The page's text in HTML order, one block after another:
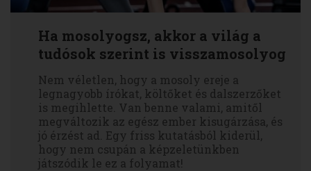
Ha mosolyogsz, akkor a világ a
tudósok szerint is visszamosolyog
Nem véletlen, hogy a mosoly ereje a
legnagyobb írókat, költőket és dalszerzőket
is megihlette. Van benne valami, amitől
megváltozik az egész ember kisugárzása, és
jó érzést ad. Egy friss kutatásból kiderül,
hogy nem csupán a képzeletünkben
játszódik le ez a folyamat!